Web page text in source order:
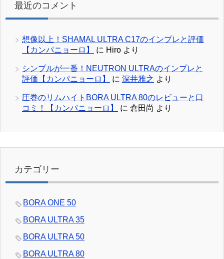
最近のコメント
想像以上！SHAMAL ULTRA C17のインプレと評価
【カンパニョーロ】
に Hiro より
シンプルが一番！NEUTRON ULTRAのインプレと
評価【カンパニョーロ】
に 深井雅之 より
圧巻のリムハイトBORA ULTRA 80のレビューと口
コミ！【カンパニョーロ】
に 倉田尚 より
カテゴリー
BORA ONE 50
BORA ULTRA 35
BORA ULTRA 50
BORA ULTRA 80